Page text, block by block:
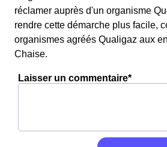
réclamer auprès d'un organisme
rendre cette démarche plus facile,
organismes agréés Qualigaz aux
Chaise.
Laisser un commentaire*